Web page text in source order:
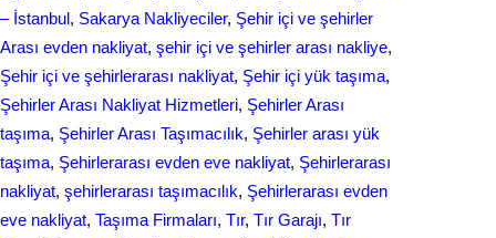
– İstanbul, Sakarya Nakliyeciler, Şehir içi ve şehirler
Arası evden nakliyat, şehir içi ve şehirler arası nakliye
Şehir içi ve şehirlerarası nakliyat, Şehir içi yük taşıma
Şehirler Arası Nakliyat Hizmetleri, Şehirler Arası
taşıma, Şehirler Arası Taşımacılık, Şehirler arası yük
taşıma, Şehirlerarası evden eve nakliyat, Şehirlerarası
nakliyat, şehirlerarası taşımacılık, Şehirlerarası еvdеn
eve naklіyat, Taşıma Firmaları, Tır, Tır Garajı, Tır